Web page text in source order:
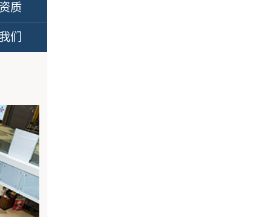
质
们